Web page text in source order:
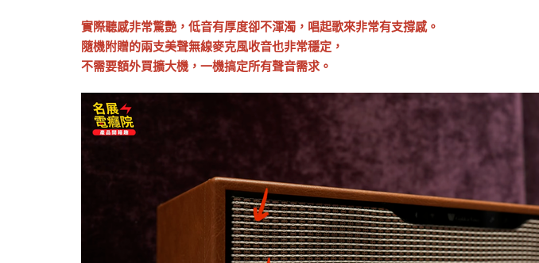
實際聽感非常驚艷，低音有厚度卻不渾濁，唱起歌來非常有支撐感。
隨機附贈的兩支美聲無線麥克風收音也非常穩定，
不需要額外買擴大機，一機搞定所有聲音需求。